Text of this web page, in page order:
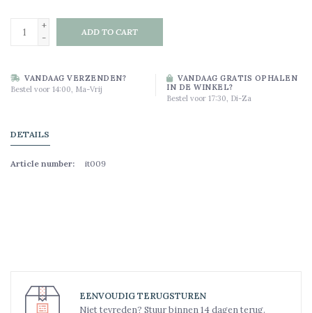
+
-
ADD TO CART
VANDAAG VERZENDEN?
Bestel voor 14:00, Ma-Vrij
VANDAAG GRATIS OPHALEN
IN DE WINKEL?
Bestel voor 17:30, Di-Za
DETAILS
Article number: it009
EENVOUDIG TERUGSTUREN
Niet tevreden? Stuur binnen 14 dagen terug.